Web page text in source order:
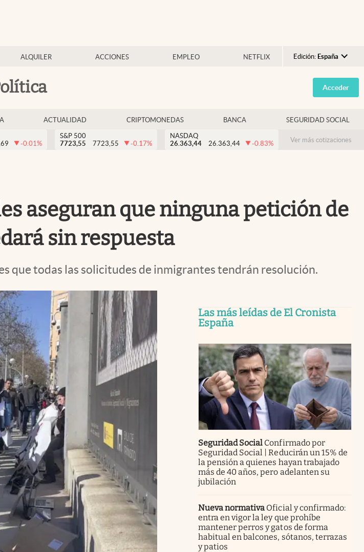
ALQUILER ACCIONES EMPLEO NETFLIX Edición: España
Argentina
España
USA
Colombia
Acceder
ACTUALIDAD CRIPTOMONEDAS BANCA SEGURIDAD SOCIAL
-0.01%
S&P 500
7723,55
7723,55 -0.17%
NASDAQ
26.363,44
26.363,44 -0.83% Ver más cotizaciones
aseguran que ninguna petición de
sin respuesta
que todas las solicitudes de inmigrantes tendrán resolución.
Las más leídas de El Cronista
España
Seguridad Social Confirmado por
Seguridad Social | Reducirán un 15% de
la pensión a quienes hayan trabajado
más de 40 años, pero adelanten su
jubilación
Nueva normativa Oficial y confirmado:
entra en vigor la ley que prohíbe
mantener perros y gatos de forma
habitual en balcones, sótanos, terrazas
y patios